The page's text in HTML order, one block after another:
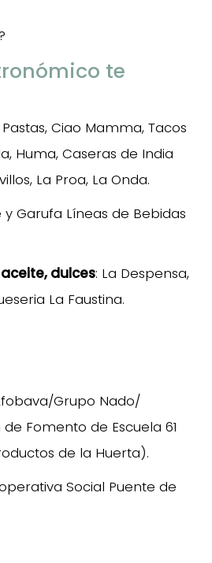
te
Ciao Mamma, Tacos
Huma, Caseras de India
La Proa, La Onda.
y Garufa Líneas de Bebidas
dulces: La Despensa,
La Faustina.
Grupo Nado/
Fomento de Escuela 61
de la Huerta).
Social Puente de